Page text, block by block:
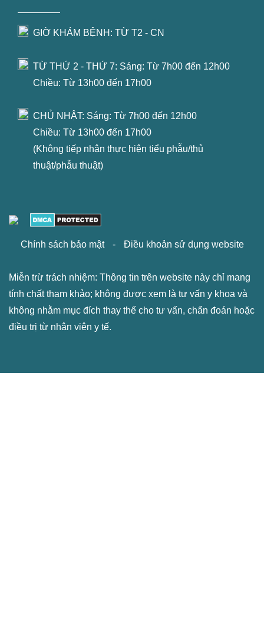
GIỜ KHÁM BỆNH: TỪ T2 - CN
TỪ THỨ 2 - THỨ 7: Sáng: Từ 7h00 đến 12h00
Chiều: Từ 13h00 đến 17h00
CHỦ NHẬT: Sáng: Từ 7h00 đến 12h00
Chiều: Từ 13h00 đến 17h00
(Không tiếp nhận thực hiện tiểu phẫu/thủ
thuật/phẫu thuật)
Chính sách bảo mật - Điều khoản sử dụng website
Miễn trừ trách nhiệm: Thông tin trên website này chỉ mang
tính chất tham khảo; không được xem là tư vấn y khoa và
không nhằm mục đích thay thế cho tư vấn, chẩn đoán hoặc
điều trị từ nhân viên y tế.